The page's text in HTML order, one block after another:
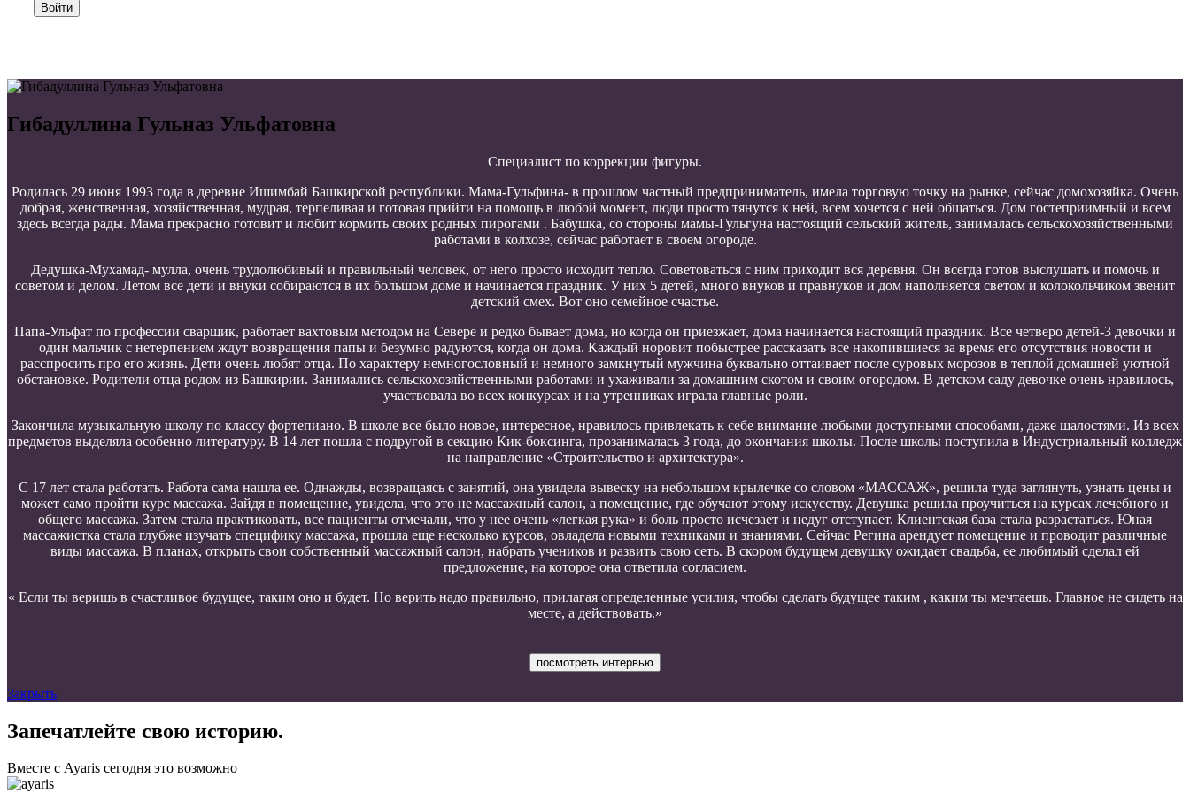
Войти
Гибадуллина Гульназ Ульфатовна
Специалист по коррекции фигуры.
Родилась 29 июня 1993 года в деревне Ишимбай Башкирской республики. Мама-Гульфина- в прошлом частный предприниматель, имела торговую точку на рынке, сейчас домохозяйка. Очень
добрая, женственная, хозяйственная, мудрая, терпеливая и готовая прийти на помощь в любой момент, люди просто тянутся к ней, всем хочется с ней общаться. Дом гостеприимный и всем
здесь всегда рады. Мама прекрасно готовит и любит кормить своих родных пирогами . Бабушка, со стороны мамы-Гульгуна настоящий сельский житель, занималась сельскохозяйственными
работами в колхозе, сейчас работает в своем огороде.
Дедушка-Мухамад- мулла, очень трудолюбивый и правильный человек, от него просто исходит тепло. Советоваться с ним приходит вся деревня. Он всегда готов выслушать и помочь и
советом и делом. Летом все дети и внуки собираются в их большом доме и начинается праздник. У них 5 детей, много внуков и правнуков и дом наполняется светом и колокольчиком звенит
детский смех. Вот оно семейное счастье.
Папа-Ульфат по профессии сварщик, работает вахтовым методом на Севере и редко бывает дома, но когда он приезжает, дома начинается настоящий праздник. Все четверо детей-3 девочки и
один мальчик с нетерпением ждут возвращения папы и безумно радуются, когда он дома. Каждый норовит побыстрее рассказать все накопившиеся за время его отсутствия новости и
расспросить про его жизнь. Дети очень любят отца. По характеру немногословный и немного замкнутый мужчина буквально оттаивает после суровых морозов в теплой домашней уютной
обстановке. Родители отца родом из Башкирии. Занимались сельскохозяйственными работами и ухаживали за домашним скотом и своим огородом. В детском саду девочке очень нравилось,
участвовала во всех конкурсах и на утренниках играла главные роли.
Закончила музыкальную школу по классу фортепиано. В школе все было новое, интересное, нравилось привлекать к себе внимание любыми доступными способами, даже шалостями. Из всех
предметов выделяла особенно литературу. В 14 лет пошла с подругой в секцию Кик-боксинга, прозанималась 3 года, до окончания школы. После школы поступила в Индустриальный колледж
на направление «Строительство и архитектура».
С 17 лет стала работать. Работа сама нашла ее. Однажды, возвращаясь с занятий, она увидела вывеску на небольшом крылечке со словом «МАССАЖ», решила туда заглянуть, узнать цены и
может само пройти курс массажа. Зайдя в помещение, увидела, что это не массажный салон, а помещение, где обучают этому искусству. Девушка решила проучиться на курсах лечебного и
общего массажа. Затем стала практиковать, все пациенты отмечали, что у нее очень «легкая рука» и боль просто исчезает и недуг отступает. Клиентская база стала разрастаться. Юная
массажистка стала глубже изучать специфику массажа, прошла еще несколько курсов, овладела новыми техниками и знаниями. Сейчас Регина арендует помещение и проводит различные
виды массажа. В планах, открыть свои собственный массажный салон, набрать учеников и развить свою сеть. В скором будущем девушку ожидает свадьба, ее любимый сделал ей
предложение, на которое она ответила согласием.
« Если ты веришь в счастливое будущее, таким оно и будет. Но верить надо правильно, прилагая определенные усилия, чтобы сделать будущее таким , каким ты мечтаешь. Главное не сидеть на
месте, а действовать.»
посмотреть интервью
Закрыть
Запечатлейте свою историю.
Вместе с Ayaris сегодня это возможно